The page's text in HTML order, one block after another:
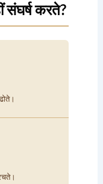
संघर्ष करते?